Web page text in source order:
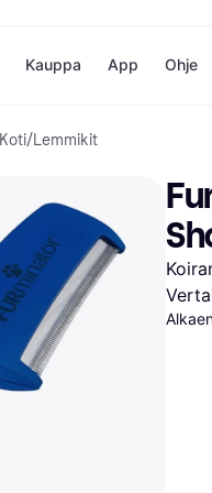
Kauppa
Gigantti
H&M
Peten
Wolt
App Ohje
Koti/Lemmikit